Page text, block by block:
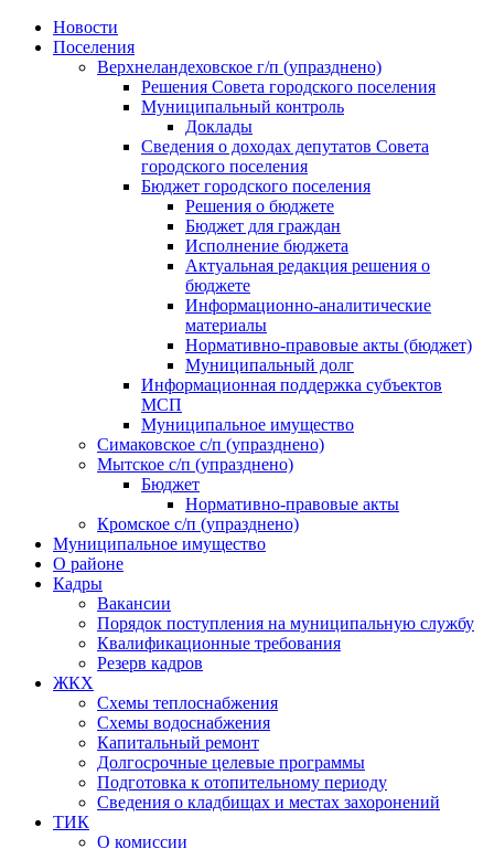
Skip
Новости
Поселения
Верхнеландеховское г/п (упразднено)
Решения Совета городского поселения
Муниципальный контроль
Доклады
Сведения о доходах депутатов Совета
городского поселения
Бюджет городского поселения
Решения о бюджете
Бюджет для граждан
Исполнение бюджета
Актуальная редакция решения о
бюджете
Информационно-аналитические
материалы
Нормативно-правовые акты (бюджет)
Муниципальный долг
Информационная поддержка субъектов
МСП
Муниципальное имущество
Симаковское с/п (упразднено)
Мытское с/п (упразднено)
Бюджет
Нормативно-правовые акты
Кромское с/п (упразднено)
Муниципальное имущество
О районе
Кадры
Вакансии
Порядок поступления на муниципальную службу
Квалификационные требования
Резерв кадров
ЖКХ
Схемы теплоснабжения
Схемы водоснабжения
Капитальный ремонт
Долгосрочные целевые программы
Подготовка к отопительному периоду
Сведения о кладбищах и местах захоронений
ТИК
О комиссии